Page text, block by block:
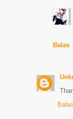
Balas
Balas